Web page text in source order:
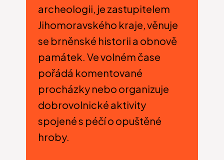
archeologii, je zastupitelem
Jihomoravského kraje, věnuje
se brněnské historii a obnově
památek. Ve volném čase
pořádá komentované
procházky nebo organizuje
dobrovolnické aktivity
spojené s péčí o opuštěné
hroby.